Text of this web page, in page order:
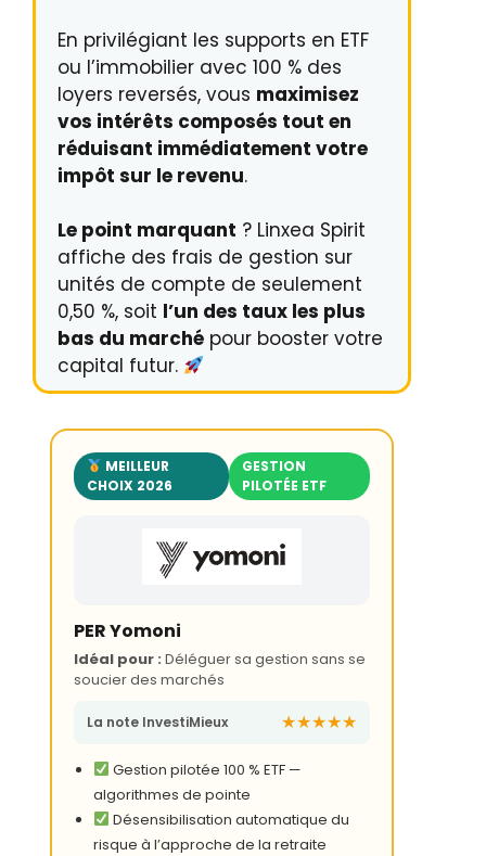
En privilégiant les supports en ETF
ou l’immobilier avec 100 % des
loyers reversés, vous maximisez
vos intérêts composés tout en
réduisant immédiatement votre
impôt sur le revenu.
Le point marquant ? Linxea Spirit
affiche des frais de gestion sur
unités de compte de seulement
0,50 %, soit l’un des taux les plus
bas du marché pour booster votre
capital futur.
MEILLEUR
CHOIX 2026
GESTION
PILOTÉE ETF
PER Yomoni
Idéal pour : Déléguer sa gestion sans se
soucier des marchés
La note InvestiMieux ★★★★★
Gestion pilotée 100 % ETF —
algorithmes de pointe
Désensibilisation automatique du
risque à l’approche de la retraite